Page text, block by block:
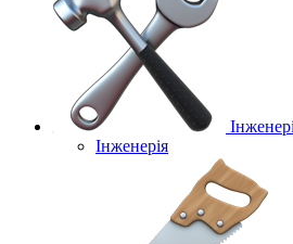
Інженерія